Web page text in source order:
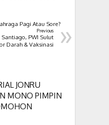
Pagi Atau Sore?»
Previous
Santiago, PWI Sulut
Darah & Vaksinasi
JONRU
MONO PIMPIN